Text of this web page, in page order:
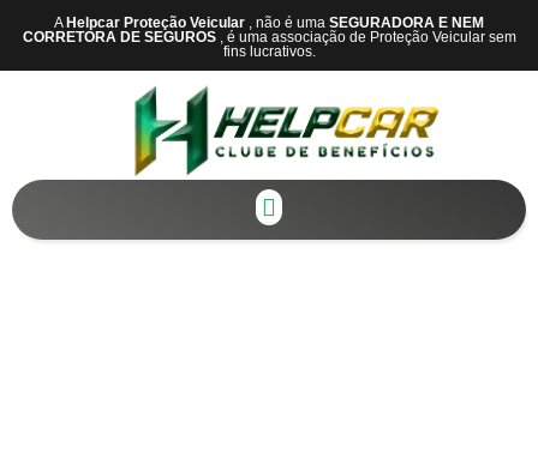
A Helpcar Proteção Veicular , não é uma SEGURADORA E NEM
CORRETORA DE SEGUROS , é uma associação de Proteção Veicular sem
fins lucrativos.